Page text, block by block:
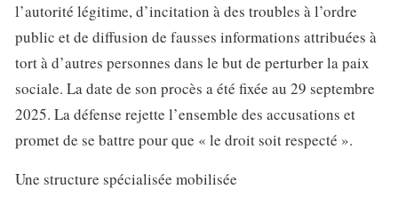
l’autorité légitime, d’incitation à des troubles à l’ordre
public et de diffusion de fausses informations attribuées à
tort à d’autres personnes dans le but de perturber la paix
sociale. La date de son procès a été fixée au 29 septembre
2025. La défense rejette l’ensemble des accusations et
promet de se battre pour que « le droit soit respecté ».
Une structure spécialisée mobilisée